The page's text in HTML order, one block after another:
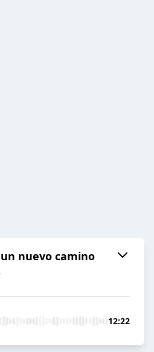
nuevo camino
12:22